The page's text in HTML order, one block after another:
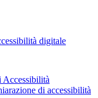
digitale
Accessibilità
di accessibilità